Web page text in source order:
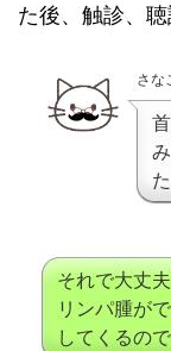
た後、触診、聴
さな
た
それで大丈
リンパ腫が
してくるの